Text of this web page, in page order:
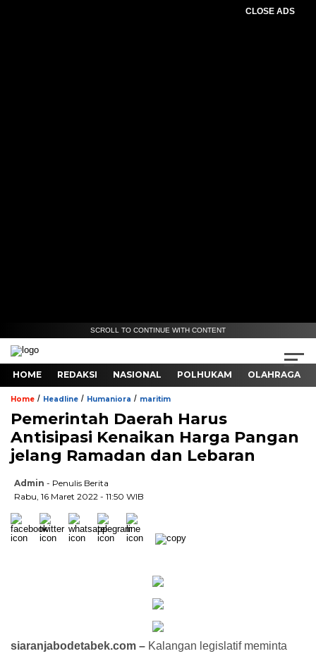
CLOSE ADS
SCROLL TO CONTINUE WITH CONTENT
HOME REDAKSI NASIONAL POLHUKAM OLAHRAGA
Home / Headline / Humaniora / maritim
Pemerintah Daerah Harus
Antisipasi Kenaikan Harga Pangan
jelang Ramadan dan Lebaran
Admin - Penulis Berita
Rabu, 16 Maret 2022 - 11:50 WIB
siaranjabodetabek.com – Kalangan legislatif meminta